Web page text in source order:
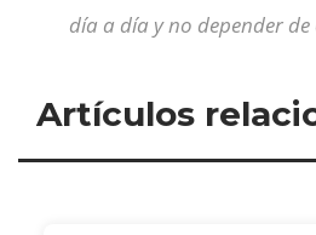
día a día y no depender de
Artículos